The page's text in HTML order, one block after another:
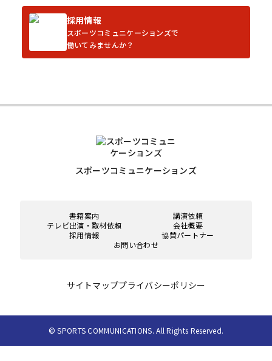
採用情報
スポーツコミュニケーションズで
働いてみませんか？
スポーツコミュニケーションズ
書籍案内
講演依頼
テレビ出演・取材依頼
会社概要
採用情報
協賛パートナー
お問い合わせ
サイトマッププライバシーポリシー
© SPORTS COMMUNICATIONS. All Rights Reserved.